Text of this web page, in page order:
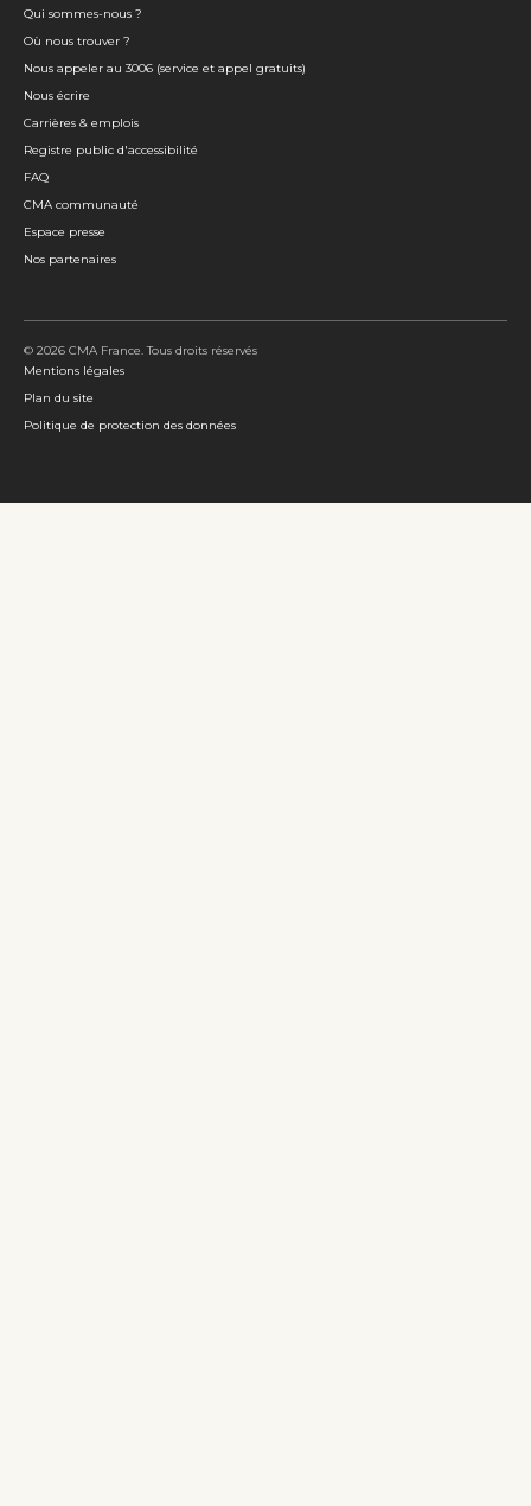
Qui sommes-nous ?
Où nous trouver ?
Nous appeler au 3006 (service et appel gratuits)
Nous écrire
Carrières & emplois
Registre public d'accessibilité
FAQ
CMA communauté
Espace presse
Nos partenaires
© 2026 CMA France. Tous droits réservés
Mentions légales
Plan du site
Politique de protection des données